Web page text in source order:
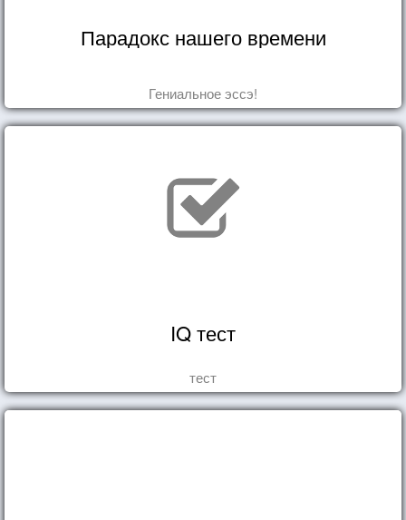
Парадокс нашего времени
Гениальное эссэ!
IQ тест
тест